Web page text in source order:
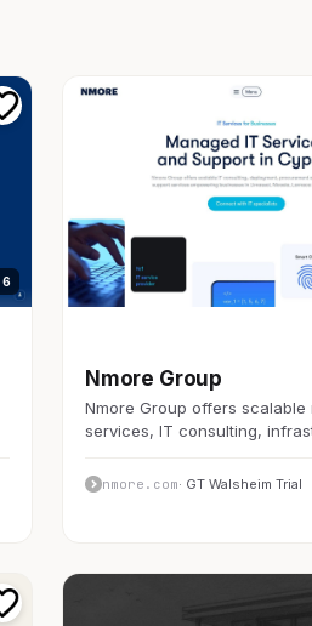
6
Nmore Group
Nmore Group offers scalable
services, IT consulting,
nmore.com· GT Walsheim Trial